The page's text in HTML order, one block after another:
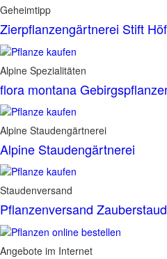
Geheimtipp
Zierpflanzengärtnerei Stift
Alpine Spezialitäten
flora montana
Alpine Staudengärtnerei
Alpine Staudengärtnerei
Staudenversand
Pflanzenversand
Angebote im Internet